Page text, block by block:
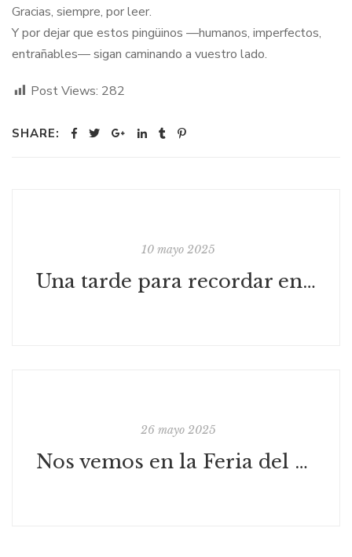
Gracias, siempre, por leer.
Y por dejar que estos pingüinos —humanos, imperfectos,
entrañables— sigan caminando a vuestro lado.
Post Views: 282
SHARE:
10 mayo 2025
Una tarde para recordar en Ricla
26 mayo 2025
Nos vemos en la Feria del Libro de Zaragoza